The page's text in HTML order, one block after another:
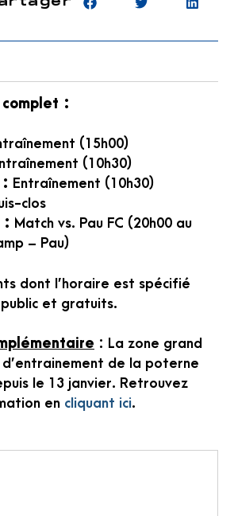
complet :
(15h00)
(10h30)
: Entraînement (10h30)
clos
: Match vs. Pau FC (20h00 au
– Pau)
dont l’horaire est spécifié
et gratuits.
: La zone grand
de la poterne
le 13 janvier. Retrouvez
en cliquant ici.